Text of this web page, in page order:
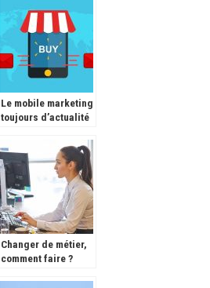
Le mobile marketing
toujours d’actualité
Changer de métier,
comment faire ?